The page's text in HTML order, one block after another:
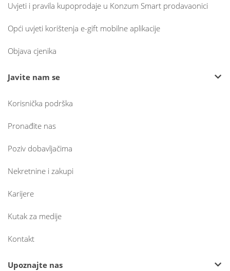
Uvjeti i pravila kupoprodaje u Konzum Smart prodavaonici
Opći uvjeti korištenja e-gift mobilne aplikacije
Objava cjenika
Javite nam se
Korisnička podrška
Pronađite nas
Poziv dobavljačima
Nekretnine i zakupi
Karijere
Kutak za medije
Kontakt
Upoznajte nas